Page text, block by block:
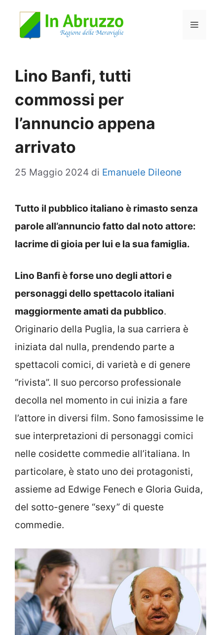
Menu
Lino Banfi, tutti
commossi per
l’annuncio appena
arrivato
25 Maggio 2024 di Emanuele Dileone
Tutto il pubblico italiano è rimasto senza
parole all’annuncio fatto dal noto attore:
lacrime di gioia per lui e la sua famiglia.
Lino Banfi è forse uno degli attori e
personaggi dello spettacolo italiani
maggiormente amati da pubblico.
Originario della Puglia, la sua carriera è
iniziata dal nulla, prendendo parte a
spettacoli comici, di varietà e di genere
“rivista”. Il suo percorso professionale
decolla nel momento in cui inizia a fare
l’attore in diversi film. Sono famosissime le
sue interpretazioni di personaggi comici
nelle cosidette commedie all’italiana. In
particolare, è stato uno dei protagonisti,
assieme ad Edwige Fenech e Gloria Guida,
del sotto-genere “sexy” di queste
commedie.